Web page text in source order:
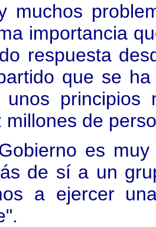
muchos
importancia
respuesta
que se
unos principios
millones de
es
de sí a un
a ejercer